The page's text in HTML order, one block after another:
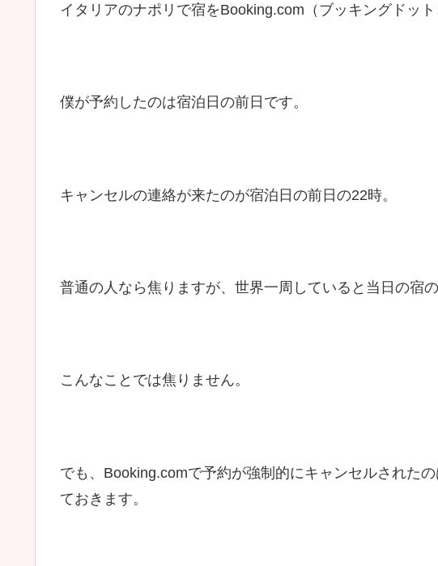
イタリアのナポリで宿をBooking.com（ブッキングドッ
僕が予約したのは宿泊日の前日です。
キャンセルの連絡が来たのが宿泊日の前日の22時。
普通の人なら焦りますが、世界一周していると当日の宿
こんなことでは焦りません。
でも、Booking.comで予約が強制的にキャンセルされた
ておきます。